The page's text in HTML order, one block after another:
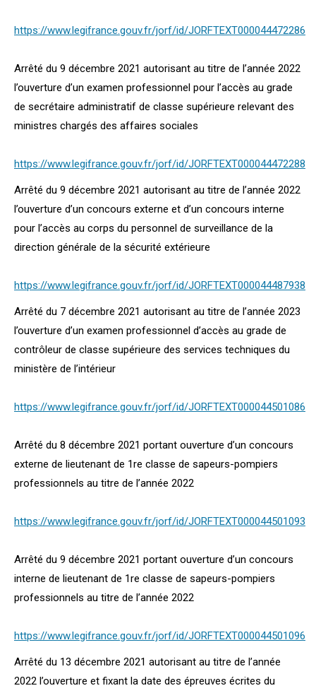
https://www.legifrance.gouv.fr/jorf/id/JORFTEXT000044472286
Arrêté du 9 décembre 2021 autorisant au titre de l’année 2022
l’ouverture d’un examen professionnel pour l’accès au grade
de secrétaire administratif de classe supérieure relevant des
ministres chargés des affaires sociales
https://www.legifrance.gouv.fr/jorf/id/JORFTEXT000044472288
Arrêté du 9 décembre 2021 autorisant au titre de l’année 2022
l’ouverture d’un concours externe et d’un concours interne
pour l’accès au corps du personnel de surveillance de la
direction générale de la sécurité extérieure
https://www.legifrance.gouv.fr/jorf/id/JORFTEXT000044487938
Arrêté du 7 décembre 2021 autorisant au titre de l’année 2023
l’ouverture d’un examen professionnel d’accès au grade de
contrôleur de classe supérieure des services techniques du
ministère de l’intérieur
https://www.legifrance.gouv.fr/jorf/id/JORFTEXT000044501086
Arrêté du 8 décembre 2021 portant ouverture d’un concours
externe de lieutenant de 1re classe de sapeurs-pompiers
professionnels au titre de l’année 2022
https://www.legifrance.gouv.fr/jorf/id/JORFTEXT000044501093
Arrêté du 9 décembre 2021 portant ouverture d’un concours
interne de lieutenant de 1re classe de sapeurs-pompiers
professionnels au titre de l’année 2022
https://www.legifrance.gouv.fr/jorf/id/JORFTEXT000044501096
Arrêté du 13 décembre 2021 autorisant au titre de l’année
2022 l’ouverture et fixant la date des épreuves écrites du